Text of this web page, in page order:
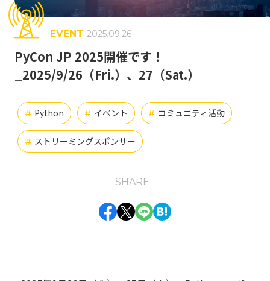
# J-Stream Equipmedia # SaaSサービス
# インフラエンジニア # オンプレミス # お知らせ
# クラウド #
フロントエンドエンジニア
業務紹介 # 組織の魅力
EVENT 2025.09.26
PyCon JP 2025開催です！
_2025/9/26（Fri.）、27（Sat.）
# Python # イベント # コミュニティ活動
# ストリーミングスポンサー
SHARE
Facebook
Twitter
LineHatena